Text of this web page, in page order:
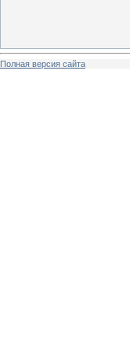
Полная версия сайта